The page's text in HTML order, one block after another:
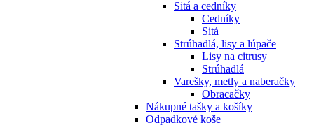
Sitá a cedníky
Cedníky
Sitá
Strúhadlá, lisy a lúpače
Lisy na citrusy
Strúhadlá
Varešky, metly a naberačky
Obracačky
Nákupné tašky a košíky
Odpadkové koše